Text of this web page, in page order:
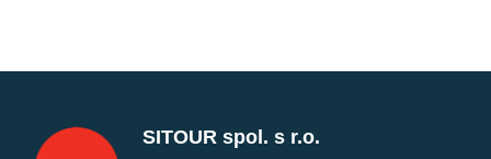
SITOUR spol. s r.o.